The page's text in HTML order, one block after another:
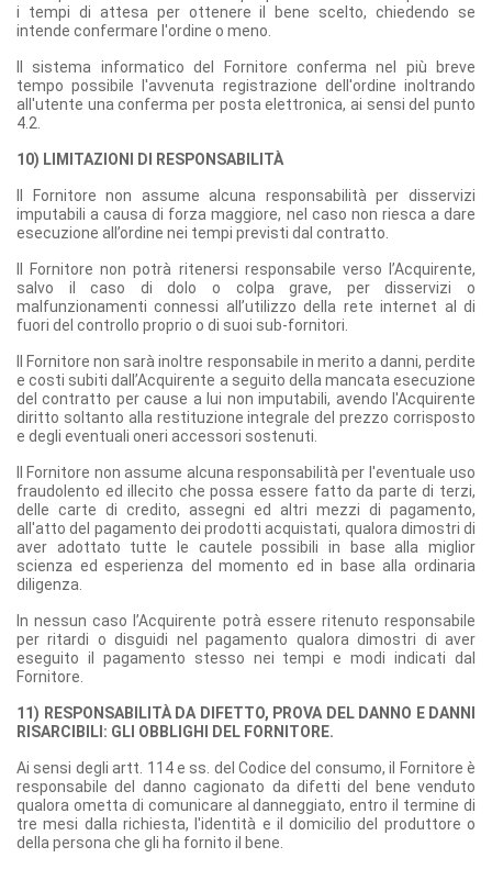
i tempi di attesa per ottenere il bene scelto, chiedendo se
intende confermare l'ordine o meno.
Il sistema informatico del Fornitore conferma nel più breve
tempo possibile l'avvenuta registrazione dell'ordine inoltrando
all'utente una conferma per posta elettronica, ai sensi del punto
4.2.
10) LIMITAZIONI DI RESPONSABILITÀ
Il Fornitore non assume alcuna responsabilità per disservizi
imputabili a causa di forza maggiore, nel caso non riesca a dare
esecuzione all’ordine nei tempi previsti dal contratto.
Il Fornitore non potrà ritenersi responsabile verso l’Acquirente,
salvo il caso di dolo o colpa grave, per disservizi o
malfunzionamenti connessi all’utilizzo della rete internet al di
fuori del controllo proprio o di suoi sub-fornitori.
Il Fornitore non sarà inoltre responsabile in merito a danni, perdite
e costi subiti dall’Acquirente a seguito della mancata esecuzione
del contratto per cause a lui non imputabili, avendo l'Acquirente
diritto soltanto alla restituzione integrale del prezzo corrisposto
e degli eventuali oneri accessori sostenuti.
Il Fornitore non assume alcuna responsabilità per l'eventuale uso
fraudolento ed illecito che possa essere fatto da parte di terzi,
delle carte di credito, assegni ed altri mezzi di pagamento,
all'atto del pagamento dei prodotti acquistati, qualora dimostri di
aver adottato tutte le cautele possibili in base alla miglior
scienza ed esperienza del momento ed in base alla ordinaria
diligenza.
In nessun caso l’Acquirente potrà essere ritenuto responsabile
per ritardi o disguidi nel pagamento qualora dimostri di aver
eseguito il pagamento stesso nei tempi e modi indicati dal
Fornitore.
11) RESPONSABILITÀ DA DIFETTO, PROVA DEL DANNO E DANNI
RISARCIBILI: GLI OBBLIGHI DEL FORNITORE.
Ai sensi degli artt. 114 e ss. del Codice del consumo, il Fornitore è
responsabile del danno cagionato da difetti del bene venduto
qualora ometta di comunicare al danneggiato, entro il termine di
tre mesi dalla richiesta, l'identità e il domicilio del produttore o
della persona che gli ha fornito il bene.